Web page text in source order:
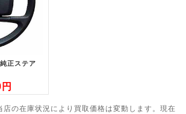
正ステア
の在庫状況により買取価格は変動します。 現在